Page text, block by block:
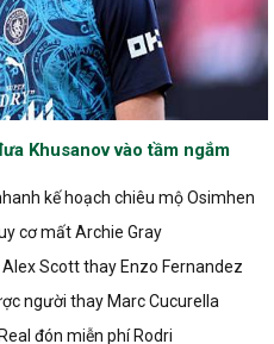
Khusanov vào tầm ngắm
kế hoạch chiêu mộ Osimhen
cơ mất Archie Gray
Scott thay Enzo Fernandez
người thay Marc Cucurella
đón miễn phí Rodri